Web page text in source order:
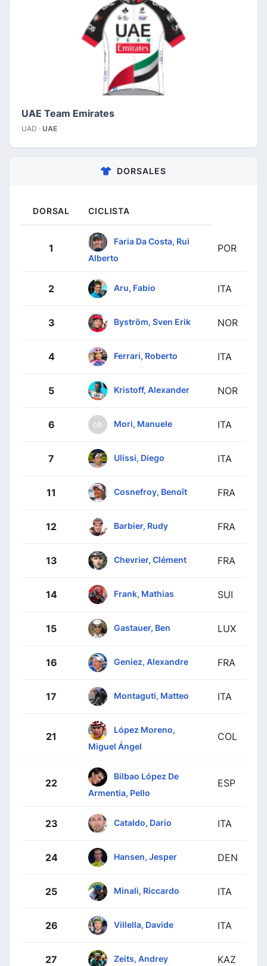
UAE Team Emirates
UAD · UAE
DORSALES
DORSAL CICLISTA
1
Faria Da Costa, Rui
Alberto
POR
2 Aru, Fabio ITA
3 Byström, Sven Erik NOR
4 Ferrari, Roberto ITA
5 Kristoff, Alexander NOR
6 Mori, Manuele ITA
7 Ulissi, Diego ITA
11 Cosnefroy, Benoît FRA
12 Barbier, Rudy FRA
13 Chevrier, Clément FRA
14 Frank, Mathias SUI
15 Gastauer, Ben LUX
16 Geniez, Alexandre FRA
17 Montaguti, Matteo ITA
21
López Moreno,
Miguel Ángel
COL
22
Bilbao López De
Armentia, Pello
ESP
23 Cataldo, Dario ITA
24 Hansen, Jesper DEN
25 Minali, Riccardo ITA
26 Villella, Davide ITA
27 Zeits, Andrey KAZ